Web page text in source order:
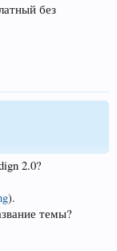
без
2.0?
).
темы?